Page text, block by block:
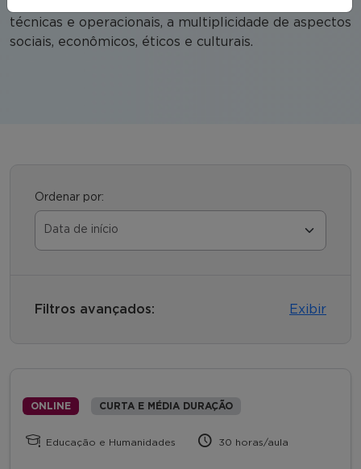
técnicas e operacionais, a multiplicidade de aspectos
sociais, econômicos, éticos e culturais.
Ordenar por:
Filtros avançados: Exibir
ONLINE CURTA E MÉDIA DURAÇÃO
Educação e Humanidades 30 horas/aula